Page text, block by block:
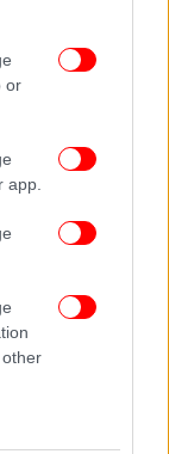
or
app.
Κυριάκο